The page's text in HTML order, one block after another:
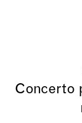
Concerto